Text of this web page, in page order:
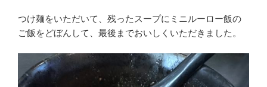
つけ麺をいただいて、残ったスープにミニルーロー飯の
ご飯をどぼんして、最後までおいしくいただきました。